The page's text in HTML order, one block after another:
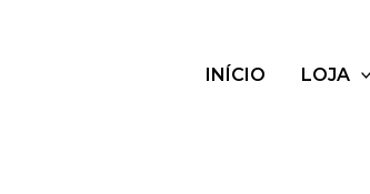
INÍCIO LOJA